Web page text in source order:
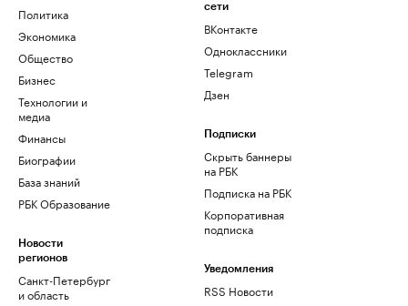
Политика
Экономика
Общество
Бизнес
Технологии и
медиа
Финансы
Биографии
База знаний
РБК Образование
Новости
регионов
Санкт-Петербург
и область
сети
ВКонтакте
Одноклассники
Telegram
Дзен
Подписки
Скрыть баннеры
на РБК
Подписка на РБК
Корпоративная
подписка
Уведомления
RSS Новости